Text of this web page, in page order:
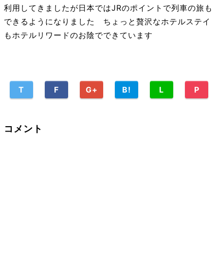
利用してきましたが日本ではJRのポイントで列車の旅も
できるようになりました ちょっと贅沢なホテルステイ
もホテルリワードのお陰でできています
T F G+ B! L P
コメント